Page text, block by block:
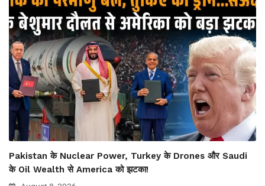
Pakistan के Nuclear Power, Turkey के Drones और Saudi
के Oil Wealth से America को झटका!